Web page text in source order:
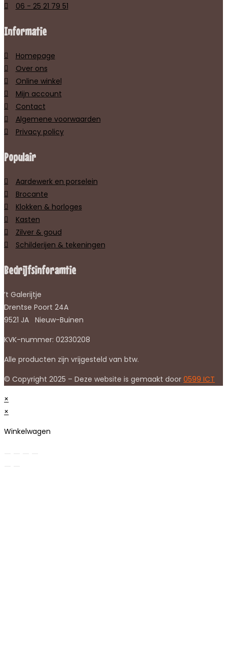
06 - 25 21 79 51
Informatie
Homepage
Over ons
Online winkel
Mijn account
Contact
Algemene voorwaarden
Privacy policy
Populair
Aardewerk en porselein
Brocante
Klokken & horloges
Kasten
Zilver & goud
Schilderijen & tekeningen
Bedrijfsinforamtie
’t Galerijtje
Drentse Poort 24A
9521 JA Nieuw-Buinen
KVK-nummer: 02330208
Alle producten zijn vrijgesteld van btw.
© Copyright 2025 – Deze website is gemaakt door 0599 ICT
×
×
Winkelwagen